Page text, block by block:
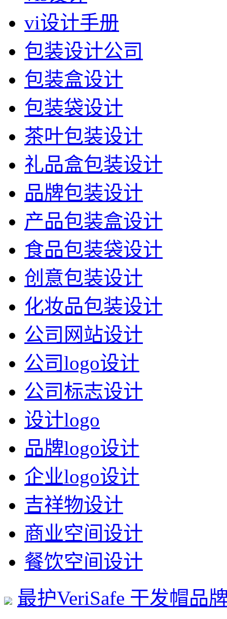
vi设计手册
包装设计公司
包装盒设计
包装袋设计
茶叶包装设计
礼品盒包装设计
品牌包装设计
产品包装盒设计
食品包装袋设计
创意包装设计
化妆品包装设计
公司网站设计
公司logo设计
公司标志设计
设计logo
品牌logo设计
企业logo设计
吉祥物设计
商业空间设计
餐饮空间设计
最护VeriSafe 干发帽品